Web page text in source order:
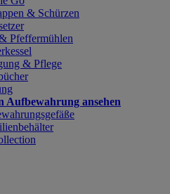
& Schürzen
Pfeffermühlen
& Pflege
Aufbewahrung ansehen